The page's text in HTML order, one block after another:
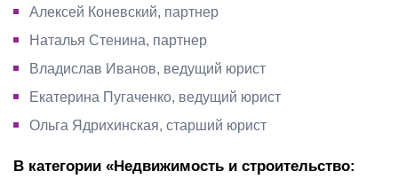
Алексей Коневский, партнер
Наталья Стенина, партнер
Владислав Иванов, ведущий юрист
Екатерина Пугаченко, ведущий юрист
Ольга Ядрихинская, старший юрист
В категории «Недвижимость и строительство: